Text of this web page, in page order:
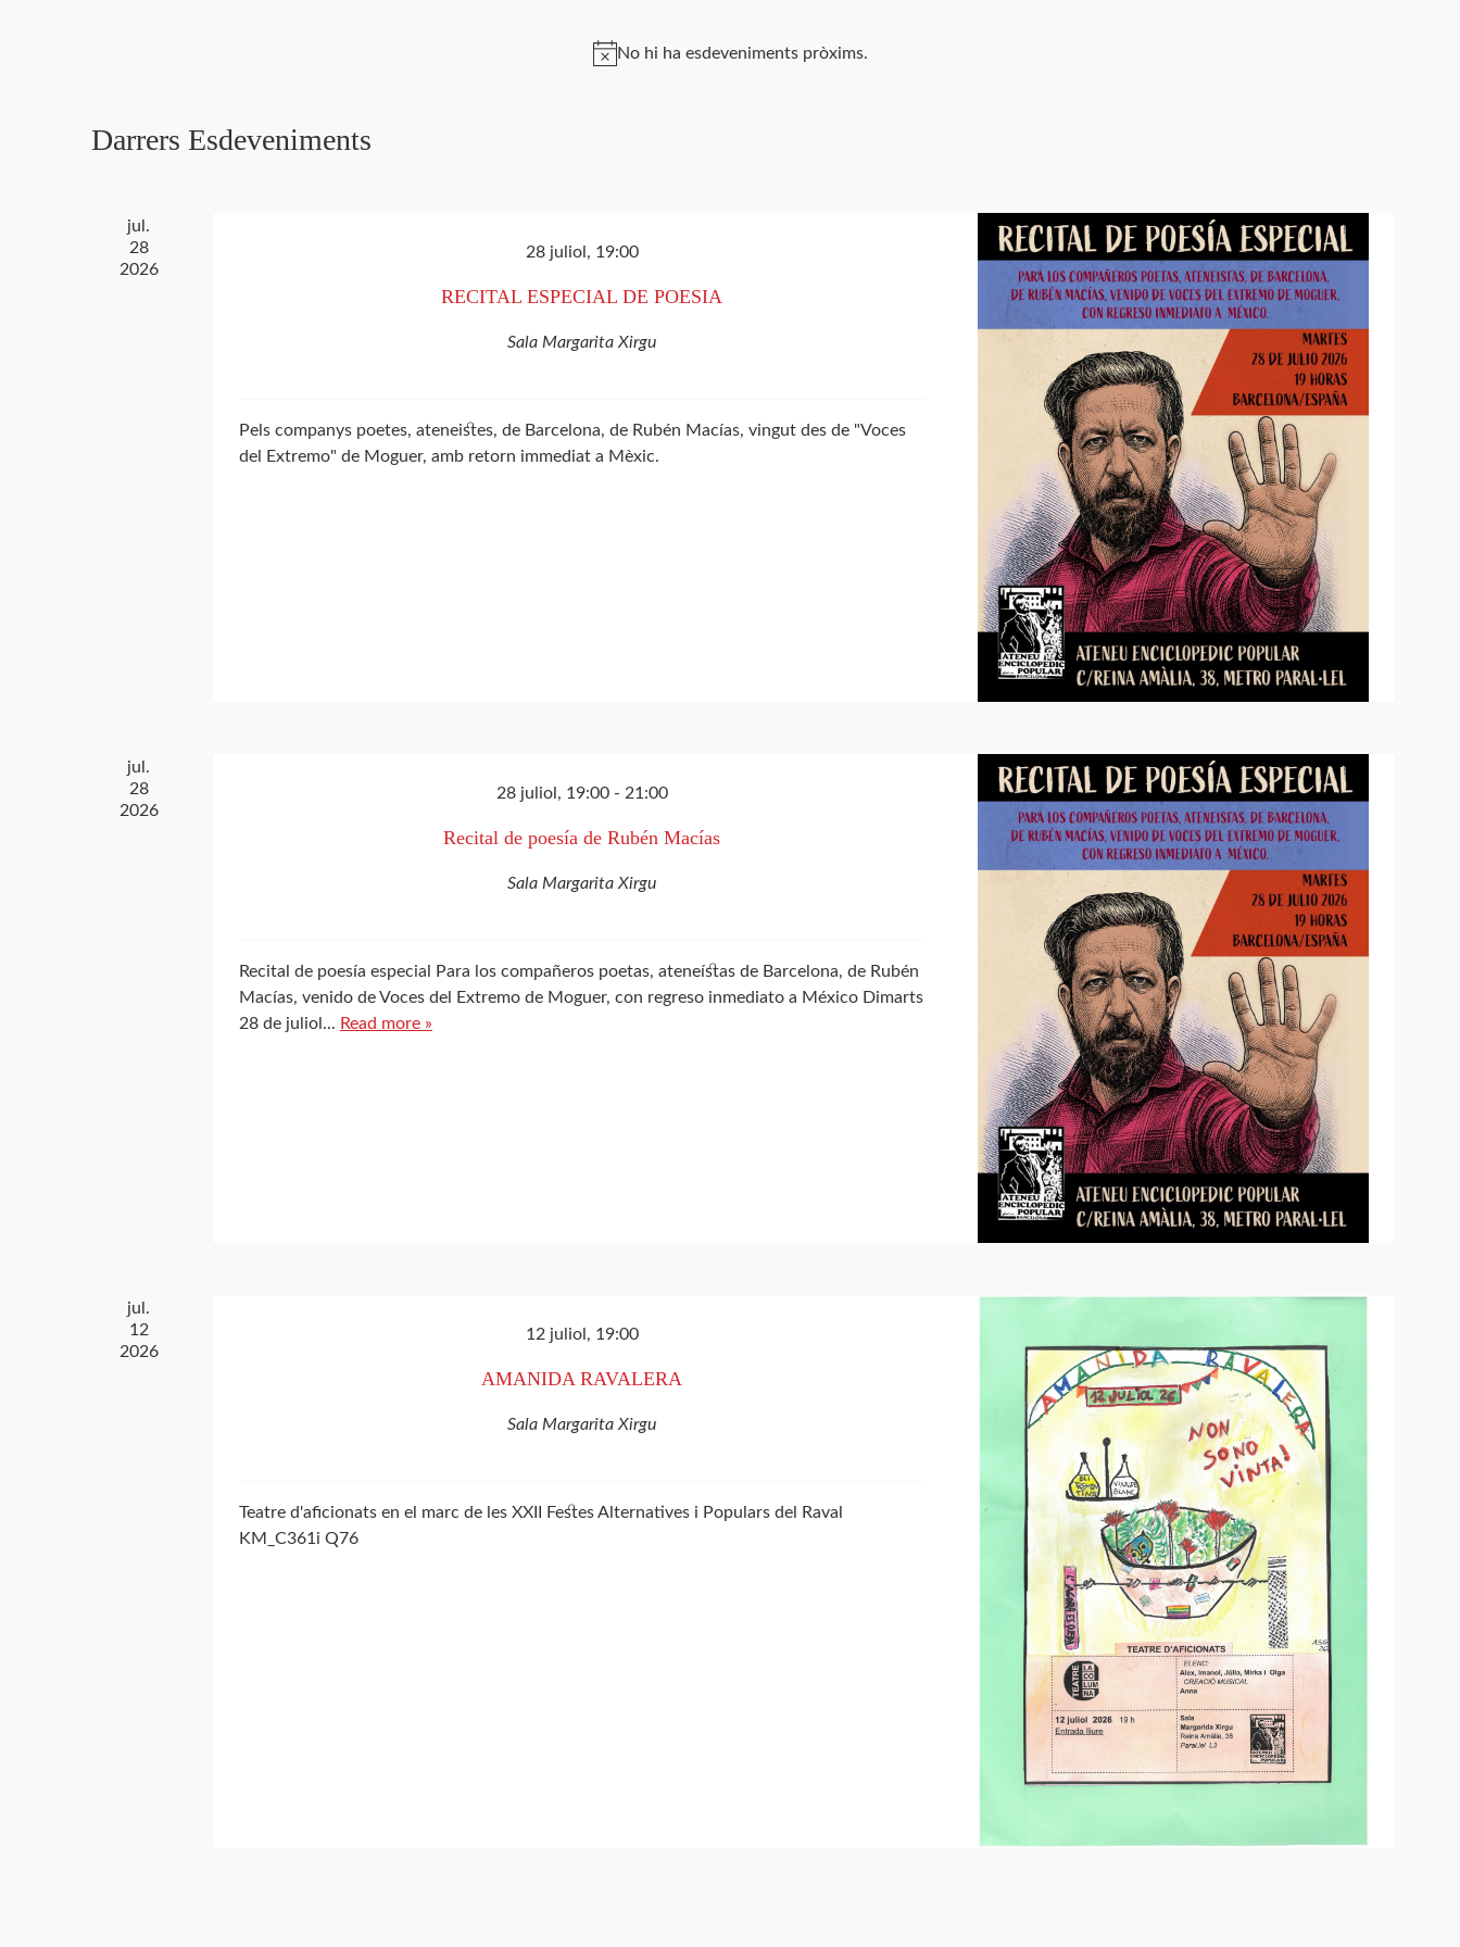
No hi ha esdeveniments pròxims.
Darrers Esdeveniments
jul.
28
2026
28 juliol, 19:00
RECITAL ESPECIAL DE POESIA
Sala Margarita Xirgu
Pels companys poetes, ateneistes, de Barcelona, de Rubén Macías, vingut des de "Voces
del Extremo" de Moguer, amb retorn immediat a Mèxic.
jul.
28
2026
28 juliol, 19:00- 21:00
Recital de poesía de Rubén Macías
Sala Margarita Xirgu
Recital de poesía especial Para los compañeros poetas, ateneístas de Barcelona, de Rubén
Macías, venido de Voces del Extremo de Moguer, con regreso inmediato a México Dimarts
28 de juliol... Read more »
jul.
12
2026
12 juliol, 19:00
AMANIDA RAVALERA
Sala Margarita Xirgu
Teatre d'aficionats en el marc de les XXII Festes Alternatives i Populars del Raval
KM_C361i Q76